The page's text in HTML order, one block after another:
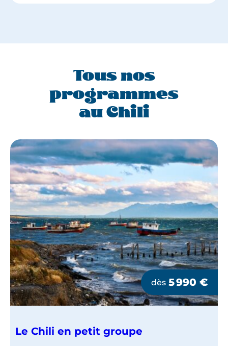
Tous nos
programmes
au Chili
dès 5 990 €
Le Chili en petit groupe